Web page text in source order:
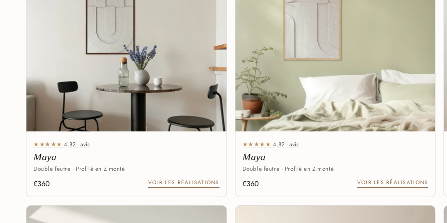
★★★★★ 4,82 · avis
Maya
Double feutre · Profilé en Z monté
€360 VOIR LES RÉALISATIONS
★★★★★ 4,82 · avis
Maya
Double feutre · Profilé en Z monté
€360 VOIR LES RÉALISATIONS